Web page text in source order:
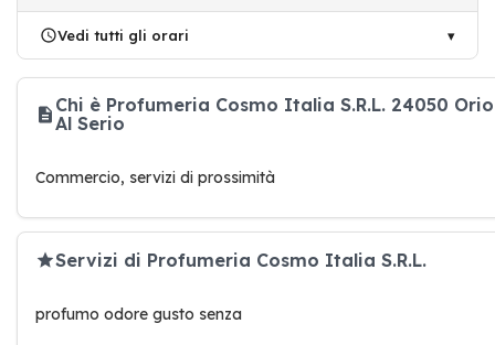
Vedi tutti gli orari
Chi è Profumeria Cosmo Italia S.R.L. 24050 Orio
Al Serio
Commercio, servizi di prossimità
Servizi di Profumeria Cosmo Italia S.R.L.
profumo odore gusto senza